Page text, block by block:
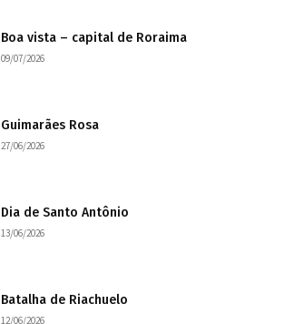
Boa vista – capital de Roraima
09/07/2026
Guimarães Rosa
27/06/2026
Dia de Santo Antônio
13/06/2026
Batalha de Riachuelo
12/06/2026